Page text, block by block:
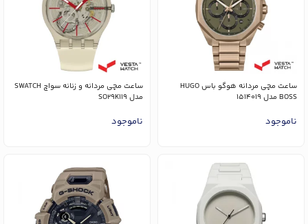
ساعت مچی مردانه هوگو باس HUGO
BOSS مدل 1514019
ناموجود
ساعت مچی مردانه و زنانه سواچ SWATCH
مدل SO29K119
ناموجود